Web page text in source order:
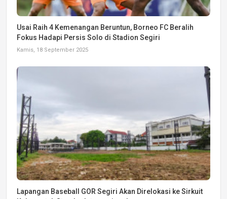
Usai Raih 4 Kemenangan Beruntun, Borneo FC Beralih
Fokus Hadapi Persis Solo di Stadion Segiri
Kamis, 18 September 2025
Lapangan Baseball GOR Segiri Akan Direlokasi ke Sirkuit